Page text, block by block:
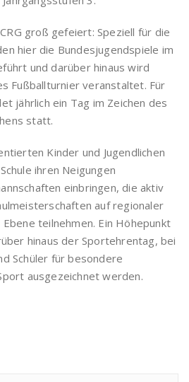
groß gefeiert: Speziell für die
hier die Bundesjugendspiele im
und darüber hinaus wird
Fußballturnier veranstaltet. Für
jährlich ein Tag im Zeichen des
statt.
Kinder und Jugendlichen
ihren Neigungen
einbringen, die aktiv
auf regionaler
teilnehmen. Ein Höhepunkt
hinaus der Sportehrentag, bei
Schüler für besondere
ausgezeichnet werden.